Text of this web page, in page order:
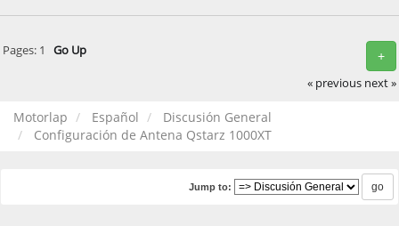
+
Pages: 1 Go Up
« previous next »
Motorlap Español
Discusión General
Configuración de Antena Qstarz 1000XT
Jump to: